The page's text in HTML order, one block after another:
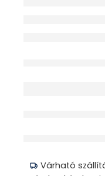
Várható